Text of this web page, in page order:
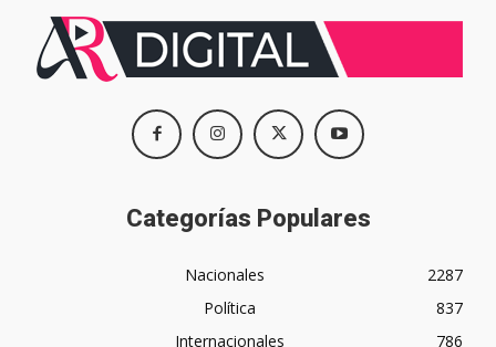
Categorías Populares
Nacionales
2287
Política
837
Internacionales
786